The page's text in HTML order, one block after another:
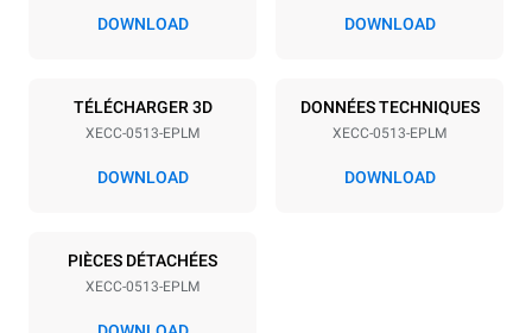
380-415V 3N~ / 220-240V
3~ / 220-240V 1N~
9,4 kW / 9,4 kW / 9,4 kW
50 / 60 Hz X | ✓
21,6 kWh/jour
DOWNLOAD DOWNLOAD
TÉLÉCHARGER 3D
XECC-0513-EPLM
DOWNLOAD
DONNÉES TECHNIQUES
XECC-0513-EPLM
DOWNLOAD
PIÈCES DÉTACHÉES
XECC-0513-EPLM